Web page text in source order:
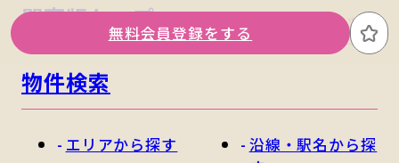
無料会員登録をする お
関東版トップ 関西版トップ
物件検索
エリアから探す
沿線・駅名から探